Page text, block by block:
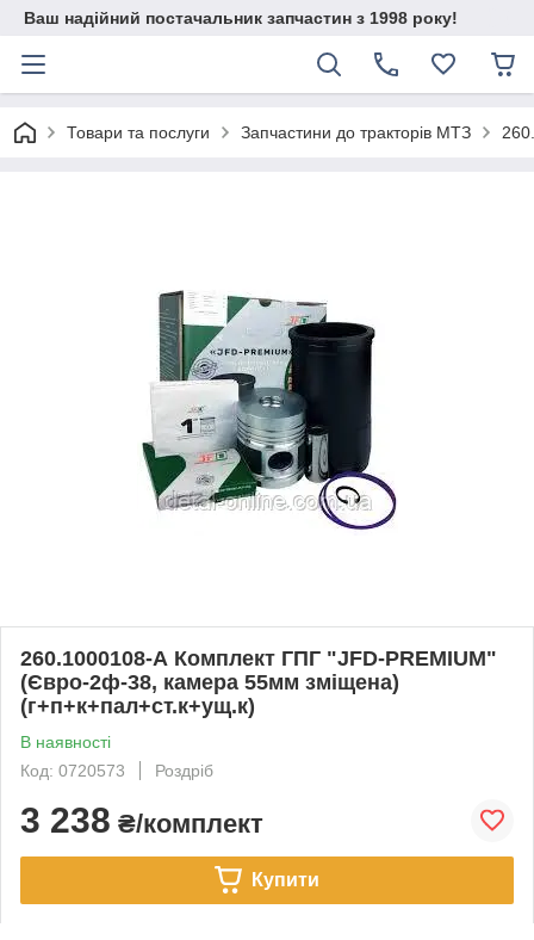
Ваш надійний постачальник запчастин з 1998 року!
Товари та послуги Запчастини до тракторів МТЗ
260.1000108-А Комплект ГПГ "JFD-PREMIUM"
(Євро-2ф-38, камера 55мм зміщена)
(г+п+к+пал+ст.к+ущ.к)
В наявності
Код: 0720573
Роздріб
3 238 ₴/комплект
Купити